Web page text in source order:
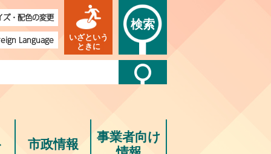
ズ・配色の変更
Language
いざという
ときに
検索
市政情報
事業者向け